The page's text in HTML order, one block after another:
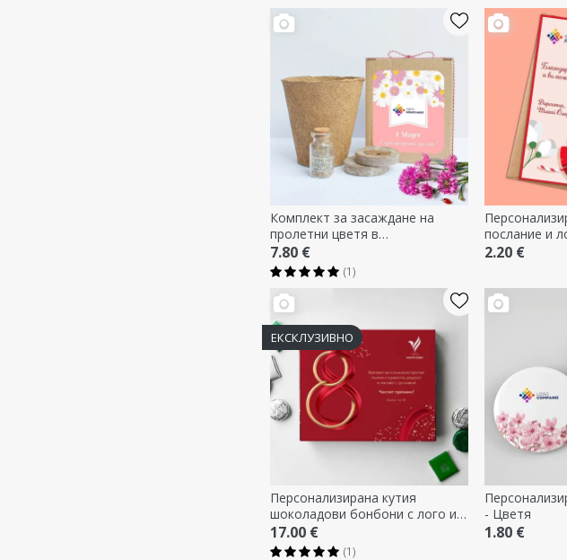
Комплект за засаждане на
пролетни цветя в
персонализирана кутия с лого и
послание - Цветя
7.80 €
(1)
послание и
2.20 €
ЕКСКЛУЗИВНО
Персонализирана кутия
шоколадови бонбони с лого и
текст - 8 март
17.00 €
(1)
- Цветя
1.80 €